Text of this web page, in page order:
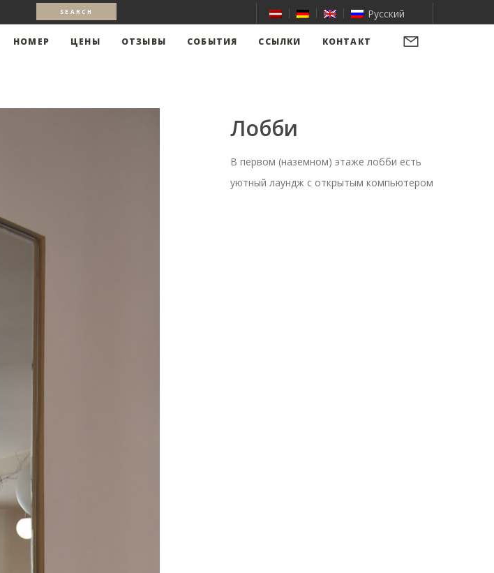
Русский
НОМЕР ЦЕНЫ ОТЗЫВЫ СОБЫТИЯ ССЫЛКИ КОНТАКТ
Лобби
В первом (наземном) этаже лобби есть
уютный лаундж с открытым компьютером